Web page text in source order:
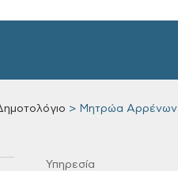
Μητρώα Αρρένων
Υπηρεσία